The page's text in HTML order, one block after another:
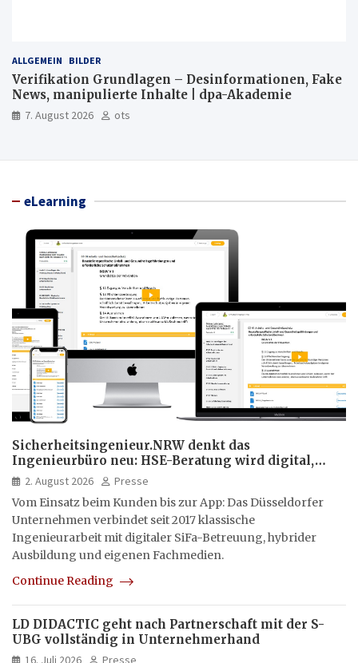
ALLGEMEIN BILDER
Verifikation Grundlagen – Desinformationen, Fake
News, manipulierte Inhalte | dpa-Akademie
7. August 2026 ots
eLearning
Sicherheitsingenieur.NRW denkt das
Ingenieurbüro neu: HSE-Beratung wird digital,
hybrid und multimedial
2. August 2026
Presse
Vom Einsatz beim Kunden bis zur App: Das Düsseldorfer
Unternehmen verbindet seit 2017 klassische
Ingenieurarbeit mit digitaler SiFa-Betreuung, hybrider
Ausbildung und eigenen Fachmedien.
Continue Reading
LD DIDACTIC geht nach Partnerschaft mit der S-
UBG vollständig in Unternehmerhand
16. Juli 2026 Presse